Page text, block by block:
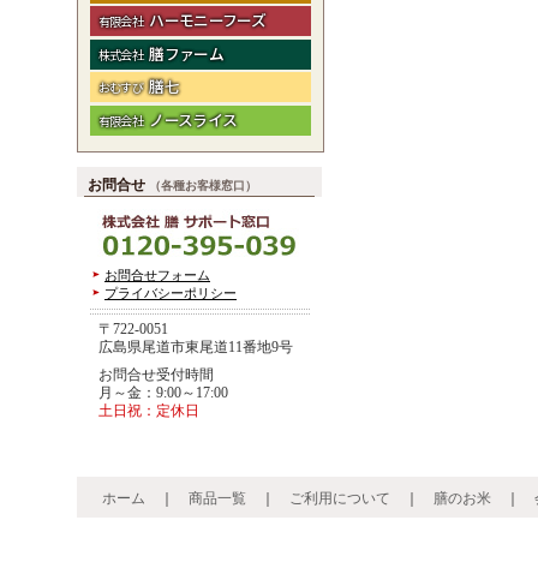
有限会社 ハーモニーフーズ
株式会社 膳ファーム
おむすび 膳七
有限会社 ノースライス
お問合せ （各種お客様窓口）
お問合せフォーム
プライバシーポリシー
〒722-0051
広島県尾道市東尾道11番地9号
お問合せ受付時間
月～金：9:00～17:00
土日祝：定休日
ホーム ｜ 商品一覧 ｜ ご利用について ｜ 膳のお米 ｜